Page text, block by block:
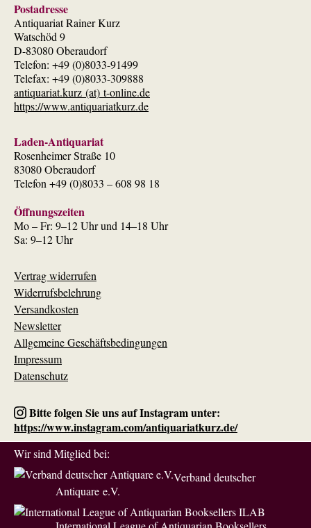
Postadresse
Antiquariat Rainer Kurz
Watschöd 9
D-83080 Oberaudorf
Telefon: +49 (0)8033-91499
Telefax: +49 (0)8033-309888
antiquariat.kurz (at) t-online.de
https://www.antiquariatkurz.de
Laden-Antiquariat
Rosenheimer Straße 10
83080 Oberaudorf
Telefon +49 (0)8033 – 608 98 18
Öffnungszeiten
Mo – Fr: 9–12 Uhr und 14–18 Uhr
Sa: 9–12 Uhr
Vertrag widerrufen
Widerrufsbelehrung
Versandkosten
Newsletter
Allgemeine Geschäftsbedingungen
Impressum
Datenschutz
Bitte folgen Sie uns auf Instagram unter:
https://www.instagram.com/antiquariatkurz.de/
Wir sind Mitglied bei:
Verband deutscher
Antiquare e.V.